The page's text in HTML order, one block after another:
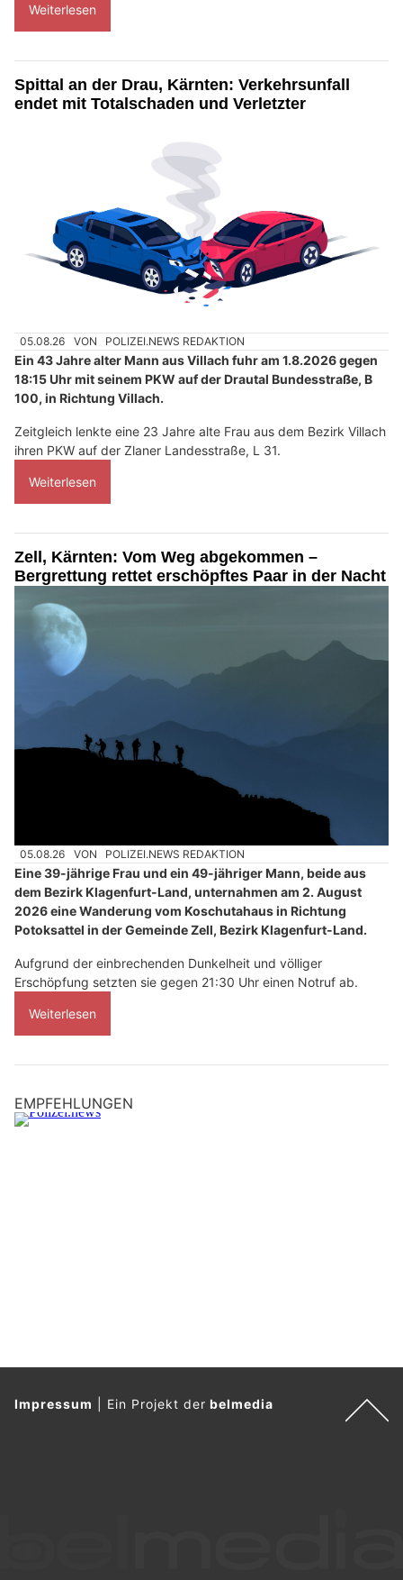
Weiterlesen
Spittal an der Drau, Kärnten: Verkehrsunfall
endet mit Totalschaden und Verletzter
05.08.26 VON POLIZEI.NEWS REDAKTION
Ein 43 Jahre alter Mann aus Villach fuhr am 1.8.2026 gegen
18:15 Uhr mit seinem PKW auf der Drautal Bundesstraße, B
100, in Richtung Villach.
Zeitgleich lenkte eine 23 Jahre alte Frau aus dem Bezirk Villach
ihren PKW auf der Zlaner Landesstraße, L 31.
Weiterlesen
Zell, Kärnten: Vom Weg abgekommen –
Bergrettung rettet erschöpftes Paar in der Nacht
05.08.26 VON POLIZEI.NEWS REDAKTION
Eine 39-jährige Frau und ein 49-jähriger Mann, beide aus
dem Bezirk Klagenfurt-Land, unternahmen am 2. August
2026 eine Wanderung vom Koschutahaus in Richtung
Potoksattel in der Gemeinde Zell, Bezirk Klagenfurt-Land.
Aufgrund der einbrechenden Dunkelheit und völliger
Erschöpfung setzten sie gegen 21:30 Uhr einen Notruf ab.
Weiterlesen
EMPFEHLUNGEN
Impressum Ein Projekt derbelmedia